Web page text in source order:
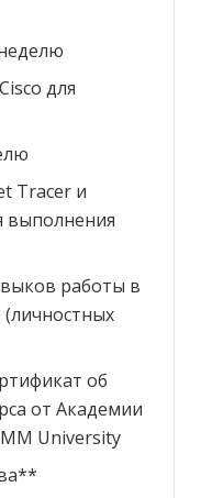
для
Tracer и
выполнения
работы в
(личностных
об
от Академии
University